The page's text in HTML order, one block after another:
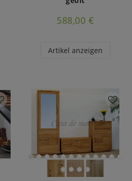
588,00 €
Artikel anzeigen